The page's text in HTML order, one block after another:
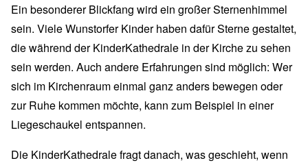
Ein besonderer Blickfang wird ein großer Sternenhimmel
sein. Viele Wunstorfer Kinder haben dafür Sterne gestaltet,
die während der KinderKathedrale in der Kirche zu sehen
sein werden. Auch andere Erfahrungen sind möglich: Wer
sich im Kirchenraum einmal ganz anders bewegen oder
zur Ruhe kommen möchte, kann zum Beispiel in einer
Liegeschaukel entspannen.
Die KinderKathedrale fragt danach, was geschieht, wenn